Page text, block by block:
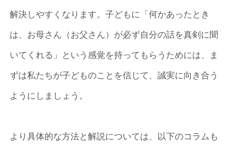
解決しやすくなります。子どもに「何かあったとき
は、お母さん（お父さん）が必ず自分の話を真剣に聞
いてくれる」という感覚を持ってもらうためには、ま
ずは私たちが子どものことを信じて、誠実に向き合う
ようにしましょう。
より具体的な方法と解説については、以下のコラムも